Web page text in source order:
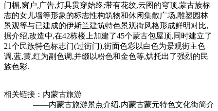
门楣,窗户,广告,灯具贯穿始终;带有花纹,云图的穹顶,蒙古族标
志的女儿墙等形象的标志性构筑物和休闲集散广场,雕塑园林
景观等与已建成的伊斯兰建筑特色景观街风格形成鲜明对比,
据介绍,改造中,在42栋楼上加建了45个蒙古包屋顶,同时建立了
21个民族特色标志门(过街门),街面色彩以白色为景观街主色
调,蓝,黄,红为副色调,并缀以粉色和金色等,烘托出了强烈的民
族色彩.
相关链接：内蒙古旅游
——内蒙古旅游景点介绍,内蒙古蒙元特色文化街简介